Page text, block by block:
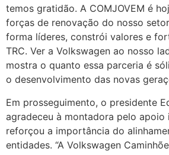
temos gratidão. A COMJOVEM é
forças de renovação do nosso
forma líderes, constrói valores e
TRC. Ver a Volkswagen ao nosso
mostra o quanto essa parceria é
o desenvolvimento das novas
Em prosseguimento, o presidente
agradeceu à montadora pelo apoio
reforçou a importância do
entidades. “A Volkswagen